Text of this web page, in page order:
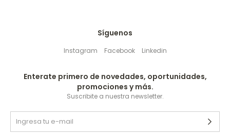
Síguenos
Instagram Facebook Linkedin
Enterate primero de novedades, oportunidades,
promociones y más.
Suscribite a nuestra newsletter.